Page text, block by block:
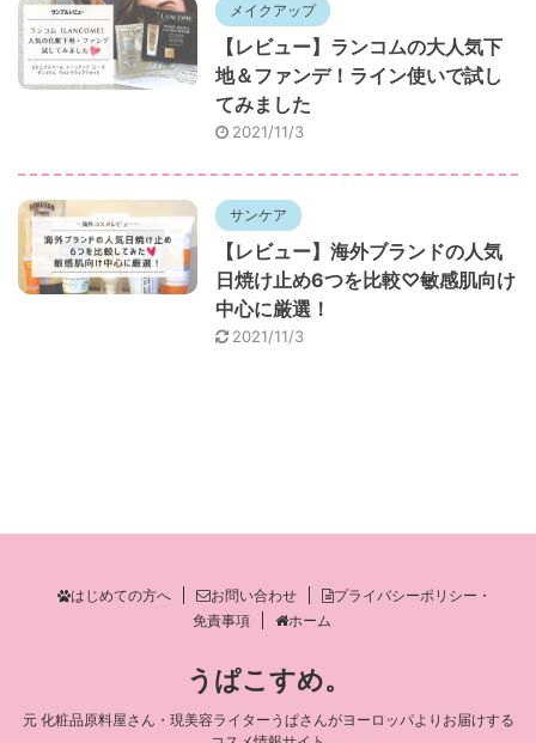
メイクアップ
【レビュー】ランコムの大人気下
地＆ファンデ！ライン使いで試し
てみました
2021/11/3
サンケア
【レビュー】海外ブランドの人気
日焼け止め6つを比較♡敏感肌向け
中心に厳選！
2021/11/3
はじめての方へ お問い合わせ
プライバシーポリシー・
免責事項
ホーム
うぱこすめ。
元 化粧品原料屋さん・現美容ライターうぱさんがヨーロッパよりお届けする